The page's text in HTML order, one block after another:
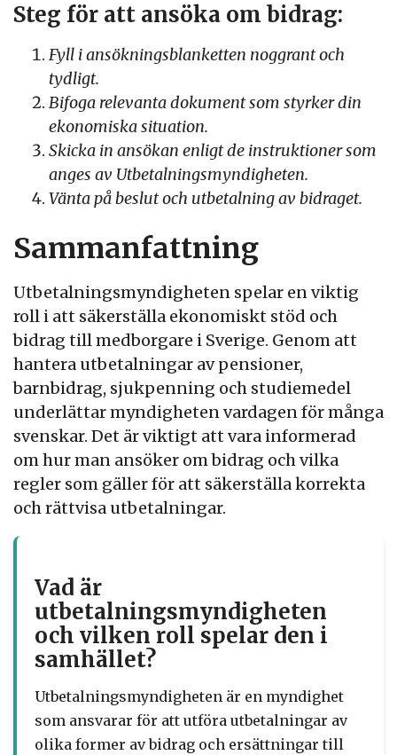
Steg för att ansöka om bidrag:
Fyll i ansökningsblanketten noggrant och
tydligt.
Bifoga relevanta dokument som styrker din
ekonomiska situation.
Skicka in ansökan enligt de instruktioner som
anges av Utbetalningsmyndigheten.
Vänta på beslut och utbetalning av bidraget.
Sammanfattning
Utbetalningsmyndigheten spelar en viktig
roll i att säkerställa ekonomiskt stöd och
bidrag till medborgare i Sverige. Genom att
hantera utbetalningar av pensioner,
barnbidrag, sjukpenning och studiemedel
underlättar myndigheten vardagen för många
svenskar. Det är viktigt att vara informerad
om hur man ansöker om bidrag och vilka
regler som gäller för att säkerställa korrekta
och rättvisa utbetalningar.
Vad är
utbetalningsmyndigheten
och vilken roll spelar den i
samhället?
Utbetalningsmyndigheten är en myndighet
som ansvarar för att utföra utbetalningar av
olika former av bidrag och ersättningar till